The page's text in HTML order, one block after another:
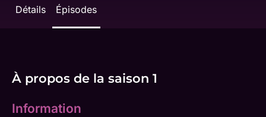
Détails Épisodes
À propos de la saison 1
Information